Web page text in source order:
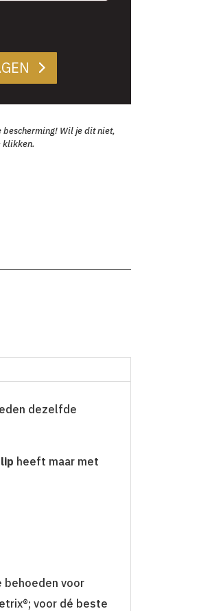
Wil je dit niet,
klikken.
dezelfde
heeft maar met
behoeden voor
voor dé beste